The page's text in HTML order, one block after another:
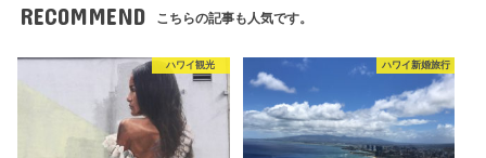
RECOMMEND こちらの記事も人気です。
ハワイ観光 ハワイ新婚旅行